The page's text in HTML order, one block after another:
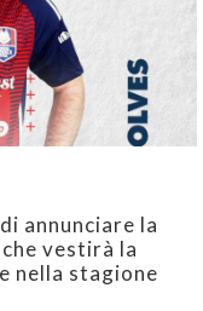
annunciare la
vestirà la
nella stagione